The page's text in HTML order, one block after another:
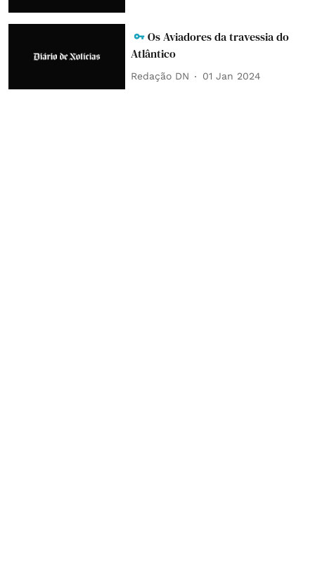
Os Aviadores da travessia do
Atlântico
Redação DN 01 Jan 2024